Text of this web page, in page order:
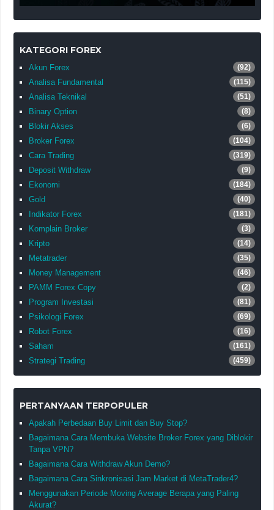
KATEGORI FOREX
Akun Forex (92)
Analisa Fundamental (115)
Analisa Teknikal (51)
Binary Option (8)
Blokir Akses (6)
Broker Forex (104)
Cara Trading (319)
Deposit Withdraw (9)
Ekonomi (184)
Gold (40)
Indikator Forex (181)
Komplain Broker (3)
Kripto (14)
Metatrader (35)
Money Management (46)
PAMM Forex Copy (2)
Program Investasi (81)
Psikologi Forex (69)
Robot Forex (16)
Saham (161)
Strategi Trading (459)
PERTANYAAN TERPOPULER
Apakah Perbedaan Buy Limit dan Buy Stop?
Bagaimana Cara Membuka Website Broker Forex yang Diblokir
Tanpa VPN?
Bagaimana Cara Withdraw Akun Demo?
Bagaimana Cara Sinkronisasi Jam Market di MetaTrader4?
Menggunakan Periode Moving Average Berapa yang Paling
Akurat?